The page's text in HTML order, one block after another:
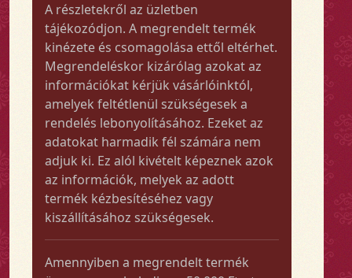
A részletekről az üzletben
tájékozódjon. A megrendelt termék
kinézete és csomagolása ettől eltérhet.
Megrendeléskor kizárólag azokat az
információkat kérjük vásárlóinktól,
amelyek feltétlenül szükségesek a
rendelés lebonyolításához. Ezeket az
adatokat harmadik fél számára nem
adjuk ki. Ez alól kivételt képeznek azok
az információk, melyek az adott
termék kézbesítéséhez vagy
kiszállításához szükségesek.
Amennyiben a megrendelt termék